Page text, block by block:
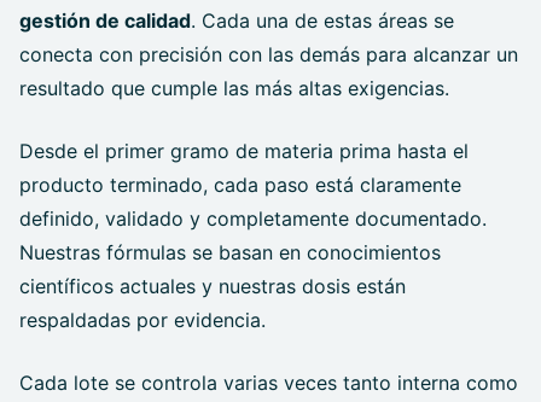
gestión de calidad. Cada una de estas áreas se
conecta con precisión con las demás para alcanzar un
resultado que cumple las más altas exigencias.
Desde el primer gramo de materia prima hasta el
producto terminado, cada paso está claramente
definido, validado y completamente documentado.
Nuestras fórmulas se basan en conocimientos
científicos actuales y nuestras dosis están
respaldadas por evidencia.
Cada lote se controla varias veces tanto interna como